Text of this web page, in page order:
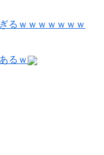
るｗｗｗｗｗｗｗ
るｗ